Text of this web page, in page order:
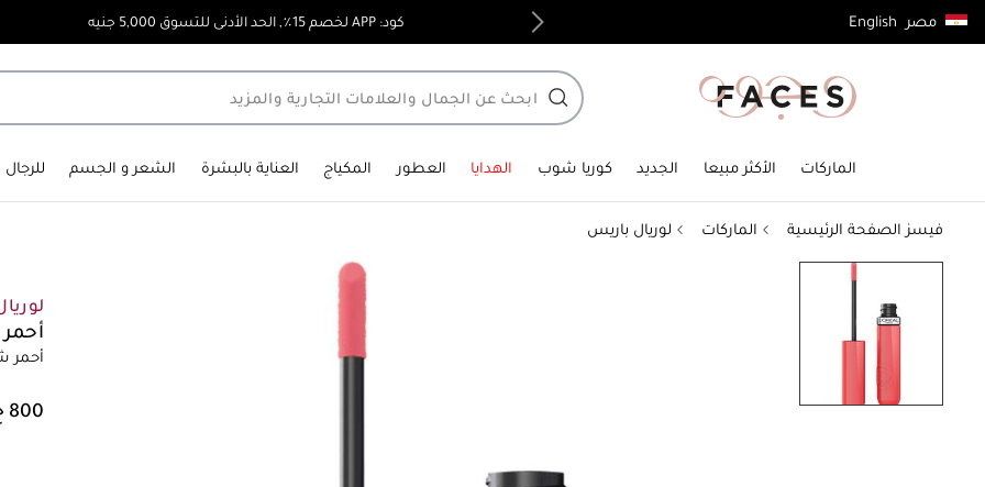
مصر English كود: APP لخصم 15٪, الحد الأدنى للتسوق 5,000 جنيه توصيل مجاني لجميع الطلبات فوق 4,000ج.م
الماركات الأكثر مبيعا الجديد كوريا شوب الهدايا العطور المكياج العناية بالبشرة الشعر و الجسم للرجال
فيسز الصفحة الرئيسية الماركات لوريال باريس
أحمر
أحمر